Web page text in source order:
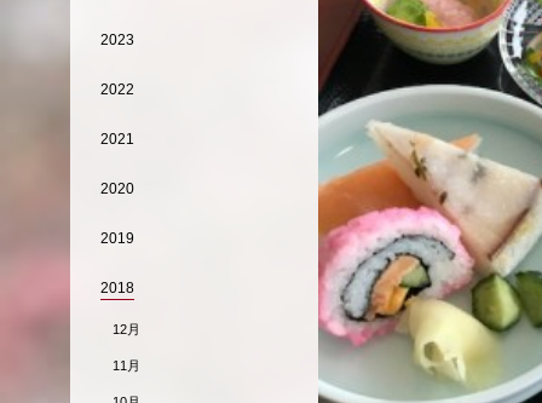
2023
2022
2021
2020
2019
2018
12月
11月